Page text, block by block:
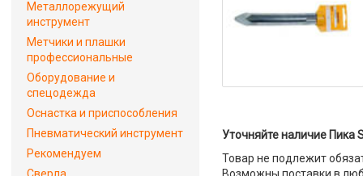
Уточняйте наличие Пика
Товар не подлежит
Металлорежущий
инструмент
Метчики и плашки
профессиональные
Оборудование и
спецодежда
Оснастка и приспособления
Пневматический инструмент
Рекомендуем